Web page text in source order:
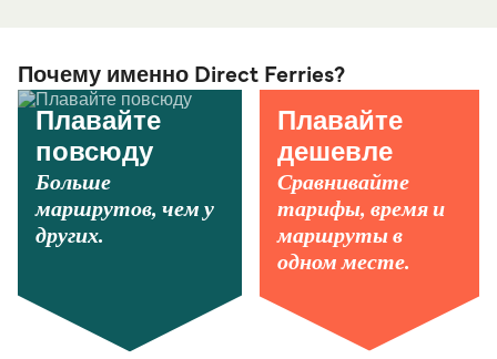
Почему именно Direct Ferries?
Плавайте
повсюду
Больше
маршрутов, чем у
других.
Плавайте
дешевле
Сравнивайте
тарифы, время и
маршруты в
одном месте.